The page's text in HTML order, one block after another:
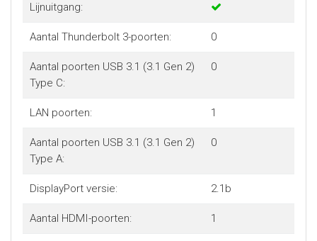
Lijnuitgang:
Aantal Thunderbolt 3-poorten: 0
Aantal poorten USB 3.1 (3.1 Gen 2)
Type C:
0
LAN poorten: 1
Aantal poorten USB 3.1 (3.1 Gen 2)
Type A:
0
DisplayPort versie: 2.1b
Aantal HDMI-poorten: 1